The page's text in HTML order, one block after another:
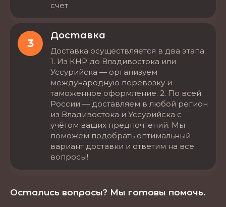
счет
3
Доставка
Доставка осуществляется в два этапа:
1. Из КНР до Владивостока или
Уссурийска — организуем
международную перевозку и
таможенное оформление. 2. По всей
России — доставляем в любой регион
из Владивостока и Уссурийска с
учётом ваших предпочтений. Мы
поможем подобрать оптимальный
вариант доставки и ответим на все
вопросы!
Остались вопросы? Мы готовы помочь.